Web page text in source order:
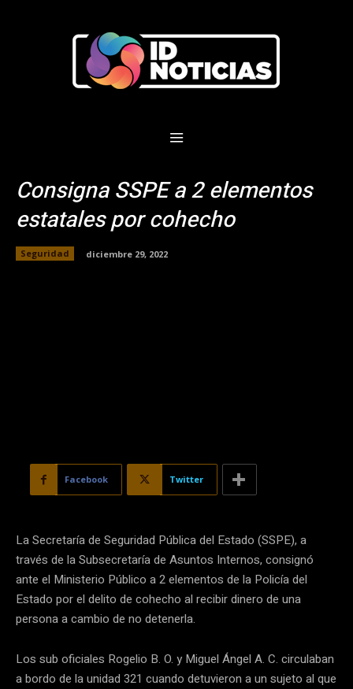
Consigna SSPE a 2 elementos
estatales por cohecho
Seguridad diciembre 29, 2022
Facebook Twitter
La Secretaría de Seguridad Pública del Estado (SSPE), a
través de la Subsecretaría de Asuntos Internos, consignó
ante el Ministerio Público a 2 elementos de la Policía del
Estado por el delito de cohecho al recibir dinero de una
persona a cambio de no detenerla.
Los sub oficiales Rogelio B. O. y Miguel Ángel A. C. circulaban
a bordo de la unidad 321 cuando detuvieron a un sujeto al que